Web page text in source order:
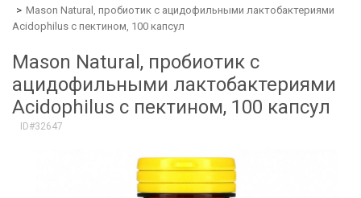
Mason Natural, пробиотик с ацидофильными лактобактериями
Acidophilus с пектином, 100 капсул
Mason Natural, пробиотик с
ацидофильными лактобактериями
Acidophilus с пектином, 100 капсул
ID#32647